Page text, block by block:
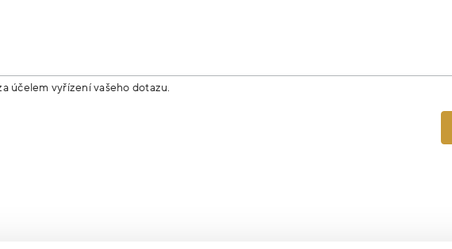
účelem vyřízení vašeho dotazu.